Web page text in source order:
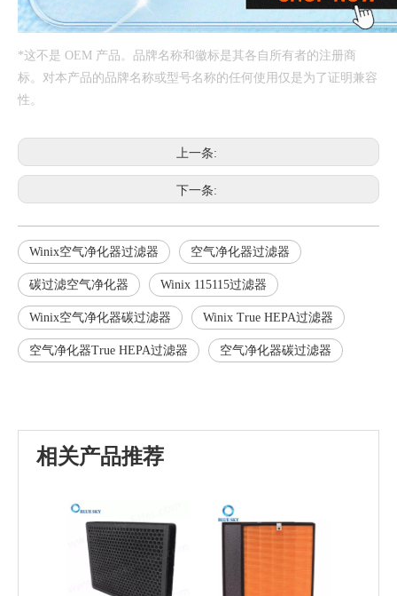
*这不是 OEM 产品。品牌名称和徽标是其各自所有者的注册商
标。对本产品的品牌名称或型号名称的任何使用仅是为了证明兼容
性。
上一条:
下一条:
Winix空气净化器过滤器 空气净化器过滤器
碳过滤空气净化器 Winix 115115过滤器
Winix空气净化器碳过滤器 Winix True HEPA过滤器
空气净化器True HEPA过滤器 空气净化器碳过滤器
相关产品推荐